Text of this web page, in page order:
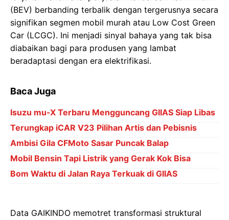
(BEV) berbanding terbalik dengan tergerusnya secara
signifikan segmen mobil murah atau Low Cost Green
Car (LCGC). Ini menjadi sinyal bahaya yang tak bisa
diabaikan bagi para produsen yang lambat
beradaptasi dengan era elektrifikasi.
Baca Juga
Isuzu mu-X Terbaru Mengguncang GIIAS Siap Libas
Terungkap iCAR V23 Pilihan Artis dan Pebisnis
Ambisi Gila CFMoto Sasar Puncak Balap
Mobil Bensin Tapi Listrik yang Gerak Kok Bisa
Bom Waktu di Jalan Raya Terkuak di GIIAS
Data GAIKINDO memotret transformasi struktural